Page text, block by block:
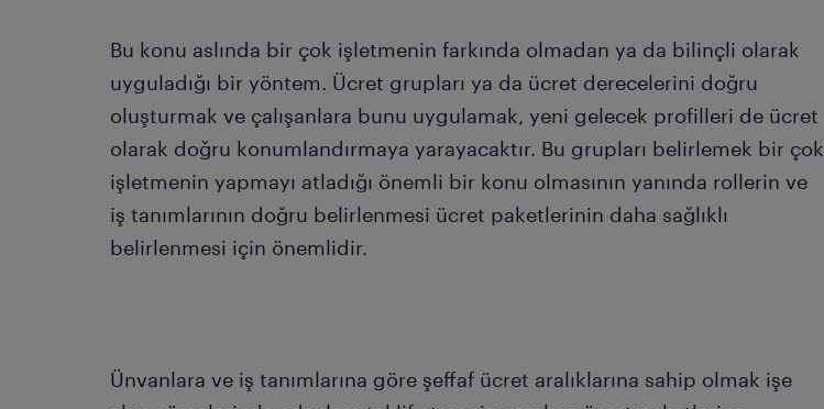
Bu konu aslında bir çok işletmenin farkında olmadan ya da bilinçli olarak
uyguladığı bir yöntem. Ücret grupları ya da ücret derecelerini doğru
oluşturmak ve çalışanlara bunu uygulamak, yeni gelecek profilleri de ücret
olarak doğru konumlandırmaya yarayacaktır. Bu grupları belirlemek bir çok
işletmenin yapmayı atladığı önemli bir konu olmasının yanında rollerin ve
iş tanımlarının doğru belirlenmesi ücret paketlerinin daha sağlıklı
belirlenmesi için önemlidir.
Ünvanlara ve iş tanımlarına göre şeffaf ücret aralıklarına sahip olmak işe